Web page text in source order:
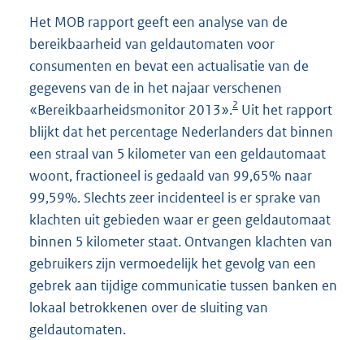
Het MOB rapport geeft een analyse van de
bereikbaarheid van geldautomaten voor
consumenten en bevat een actualisatie van de
gegevens van de in het najaar verschenen
«Bereikbaarheidsmonitor 2013».2 Uit het rapport
blijkt dat het percentage Nederlanders dat binnen
een straal van 5 kilometer van een geldautomaat
woont, fractioneel is gedaald van 99,65% naar
99,59%. Slechts zeer incidenteel is er sprake van
klachten uit gebieden waar er geen geldautomaat
binnen 5 kilometer staat. Ontvangen klachten van
gebruikers zijn vermoedelijk het gevolg van een
gebrek aan tijdige communicatie tussen banken en
lokaal betrokkenen over de sluiting van
geldautomaten.